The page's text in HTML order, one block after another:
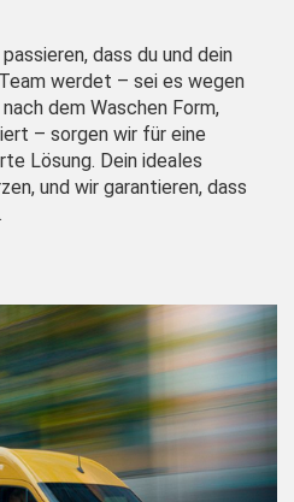
dass du und dein
werdet – sei es wegen
dem Waschen Form,
– sorgen wir für eine
Lösung. Dein ideales
und wir garantieren, dass